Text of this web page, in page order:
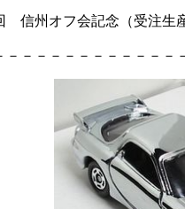
州オフ会記念（受注生産
－－－－－－－－－－